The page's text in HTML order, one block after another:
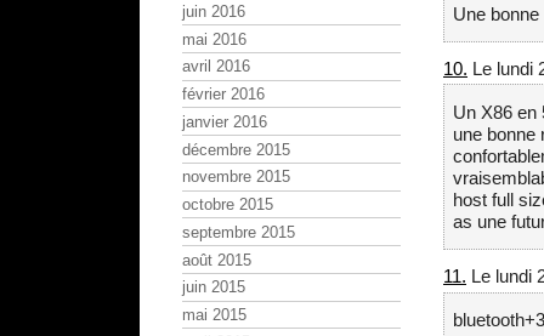
Une
10. Le lundi
Un X86 en
une bonne
host full
as une
11. Le lundi
juin 2016
mai 2016
avril 2016
février 2016
janvier 2016
décembre 2015
novembre 2015
octobre 2015
septembre 2015
août 2015
juin 2015
mai 2015